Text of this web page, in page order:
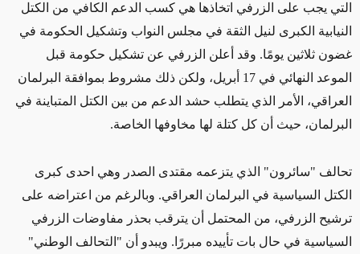
التي يجب على الزرفي اتخاذها هي كسب الدعم الكافي من الكتل
النيابية الكبرى لنيل الثقة في مجلس النواب وتشكيل الحكومة في
غضون ثلاثين يومًا. وقد أعلن الزرفي عن تشكيل حكومة قبل
الموعد النهائي في 17 أبريل، ولكن ذلك مشروط بموافقة البرلمان
العراقي، الأمر الذي يتطلب حشد الدعم من بين الكتل المتباينة في
البرلمان، حيث أن كل كتلة لها مخاوفها الخاصة.
تحالف "سائرون" الذي يتزعمه مقتدى الصدر وهي احدى كبرى
الكتل السياسية في البرلمان العراقي. وبالرغم من اعتراضه على
ترشيح الزرفي، من المحتمل أن يترقب بحذر مفاوضات الزرفي
السياسية في حال بات تأييده مبررًا. ويبدو أن "التحالف الوطني"